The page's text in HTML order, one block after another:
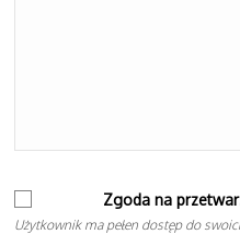
Zgoda na
Użytkownik ma pełen dostęp do